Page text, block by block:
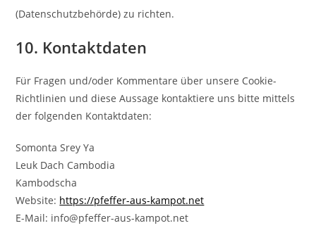
(Datenschutzbehörde) zu richten.
10. Kontaktdaten
Für Fragen und/oder Kommentare über unsere Cookie-
Richtlinien und diese Aussage kontaktiere uns bitte mittels
der folgenden Kontaktdaten:
Somonta Srey Ya
Leuk Dach Cambodia
Kambodscha
Website: https://pfeffer-aus-kampot.net
E-Mail: info@pfeffer-aus-kampot.net